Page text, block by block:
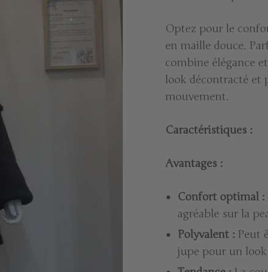
Optez pour le
en maille douce.
combine élégance
look décontracté et
mouvement.
Caractéristiques :
Avantages :
Confort optimal :
agréable sur la
Polyvalent : Peut
jupe pour un